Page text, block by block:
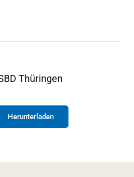
Thüringen
Herunterladen